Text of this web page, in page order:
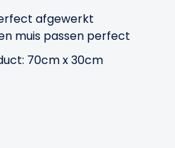
afgewerkt
muis passen perfect
70cm x 30cm